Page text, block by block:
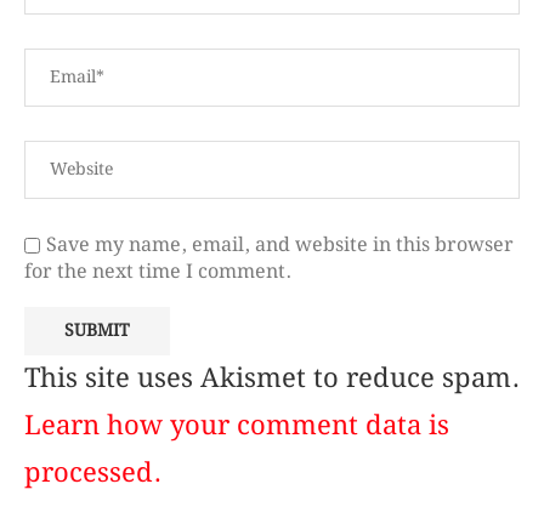
Save my name, email, and website in this browser
for the next time I comment.
This site uses Akismet to reduce spam.
Learn how your comment data is
processed.